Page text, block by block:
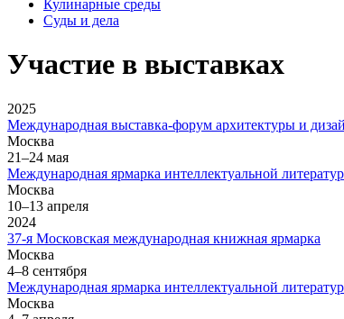
Кулинарные среды
Суды и дела
Участие в выставках
2025
Международная выставка-форум архитектуры и
Москва
21–24 мая
Международная ярмарка интеллектуальной
Москва
10–13 апреля
2024
37-я Московская международная книжная ярмарка
Москва
4–8 сентября
Международная ярмарка интеллектуальной
Москва